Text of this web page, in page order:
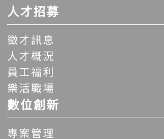
人才招募
徵才訊息
人才概況
員工福利
樂活職場
數位創新
專案管理